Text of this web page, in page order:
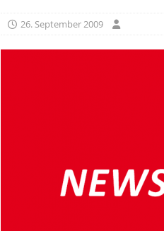
26. September 2009